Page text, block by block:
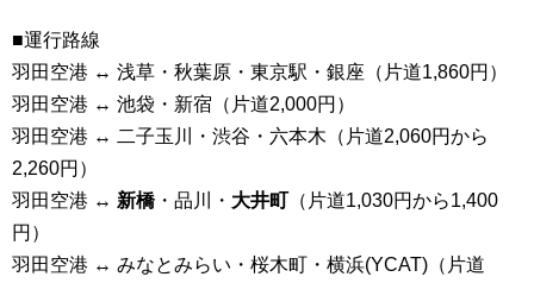
■運行路線
羽田空港 ↔ 浅草・秋葉原・東京駅・銀座（片道1,860円）
羽田空港 ↔ 池袋・新宿（片道2,000円）
羽田空港 ↔ 二子玉川・渋谷・六本木（片道2,060円から
2,260円）
羽田空港 ↔ 新橋・品川・ 大井町（片道1,030円から1,400
円）
羽田空港 ↔ みなとみらい・桜木町・横浜(YCAT)（片道